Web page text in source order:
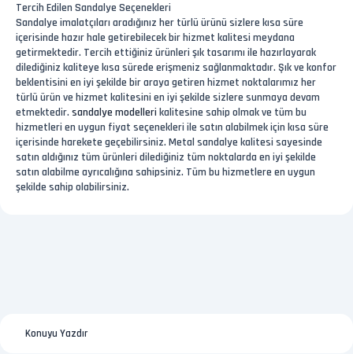
Tercih Edilen Sandalye Seçenekleri
Sandalye imalatçıları aradığınız her türlü ürünü sizlere kısa süre
içerisinde hazır hale getirebilecek bir hizmet kalitesi meydana
getirmektedir. Tercih ettiğiniz ürünleri şık tasarımı ile hazırlayarak
dilediğiniz kaliteye kısa sürede erişmeniz sağlanmaktadır. Şık ve konfor
beklentisini en iyi şekilde bir araya getiren hizmet noktalarımız her
türlü ürün ve hizmet kalitesini en iyi şekilde sizlere sunmaya devam
etmektedir. sandalye modelleri kalitesine sahip olmak ve tüm bu
hizmetleri en uygun fiyat seçenekleri ile satın alabilmek için kısa süre
içerisinde harekete geçebilirsiniz. Metal sandalye kalitesi sayesinde
satın aldığınız tüm ürünleri dilediğiniz tüm noktalarda en iyi şekilde
satın alabilme ayrıcalığına sahipsiniz. Tüm bu hizmetlere en uygun
şekilde sahip olabilirsiniz.
Konuyu Yazdır